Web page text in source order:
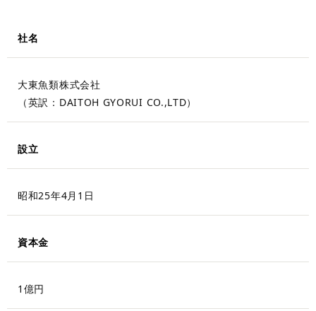
社名
大東魚類株式会社
（英訳：DAITOH GYORUI CO.,LTD）
設立
昭和25年4月1日
資本金
1億円